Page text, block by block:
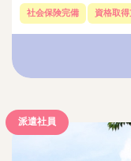
社会保険完備 資格取
派遣社員